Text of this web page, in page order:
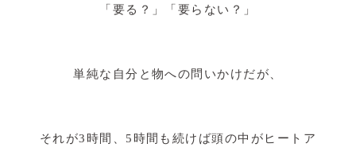
「要る？」「要らない？」
単純な自分と物への問いかけだが、
それが3時間、5時間も続けば頭の中がヒートア